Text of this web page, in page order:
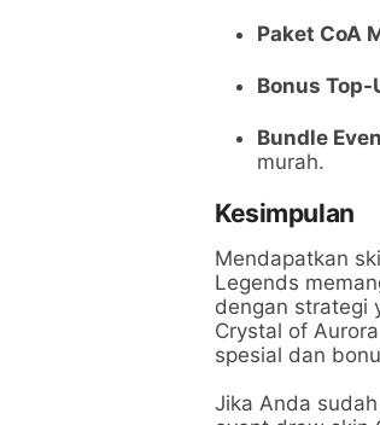
Paket CoA
Bonus Top-
Bundle
murah.
Kesimpulan
Mendapatkan
Legends
dengan strategi
Crystal of
spesial dan
Jika Anda